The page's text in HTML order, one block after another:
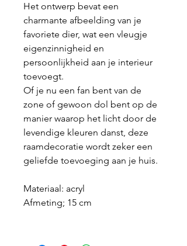
Het ontwerp bevat een
charmante afbeelding van je
favoriete dier, wat een vleugje
eigenzinnigheid en
persoonlijkheid aan je interieur
toevoegt.
Of je nu een fan bent van de
zone of gewoon dol bent op de
manier waarop het licht door de
levendige kleuren danst, deze
raamdecoratie wordt zeker een
geliefde toevoeging aan je huis.
Materiaal: acryl
Afmeting; 15 cm